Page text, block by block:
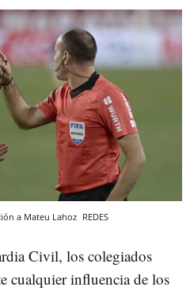
a Mateu Lahoz REDES
Civil, los colegiados
cualquier influencia de los